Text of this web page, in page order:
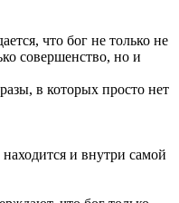
что бог не только не
совершенство, но и
в которых просто нет
и внутри самой